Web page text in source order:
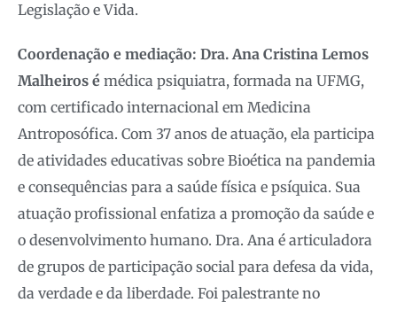
Legislação e Vida.
Coordenação e mediação: Dra. Ana Cristina Lemos
Malheiros é médica psiquiatra, formada na UFMG,
com certificado internacional em Medicina
Antroposófica. Com 37 anos de atuação, ela participa
de atividades educativas sobre Bioética na pandemia
e consequências para a saúde física e psíquica. Sua
atuação profissional enfatiza a promoção da saúde e
o desenvolvimento humano. Dra. Ana é articuladora
de grupos de participação social para defesa da vida,
da verdade e da liberdade. Foi palestrante no